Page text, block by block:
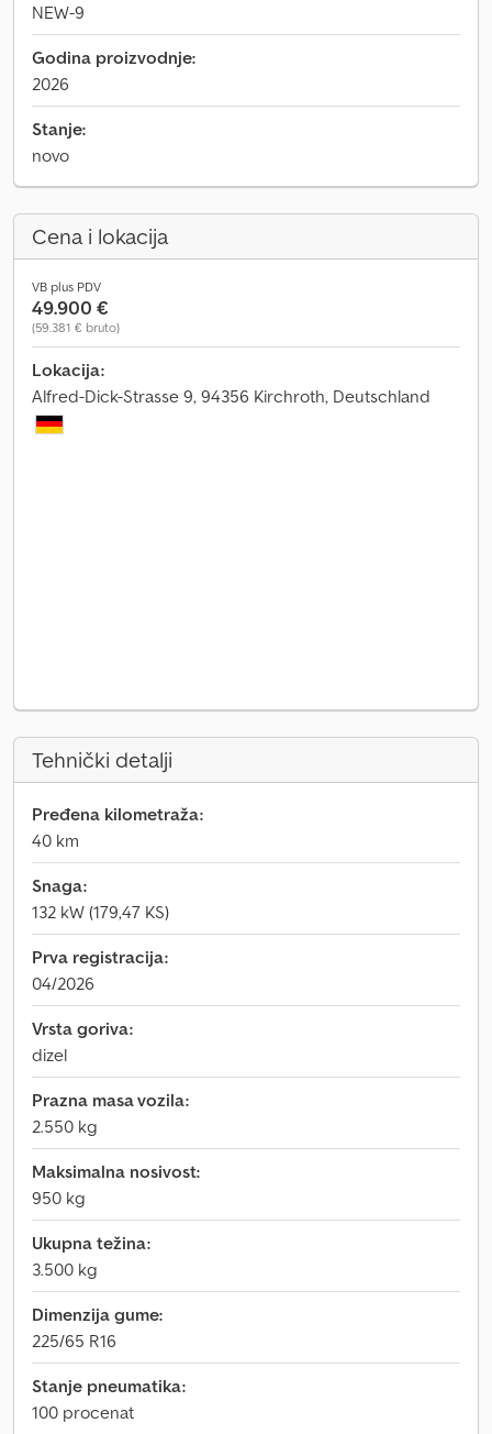
NEW-9
Godina proizvodnje:
2026
Stanje:
novo
Cena i lokacija
VB plus PDV
49.900 €
(59.381 € bruto)
Lokacija:
Alfred-Dick-Strasse 9, 94356 Kirchroth, Deutschland
Tehnički detalji
Pređena kilometraža:
40 km
Snaga:
132 kW (179,47 KS)
Prva registracija:
04/2026
Vrsta goriva:
dizel
Prazna masa vozila:
2.550 kg
Maksimalna nosivost:
950 kg
Ukupna težina:
3.500 kg
Dimenzija gume:
225/65 R16
Stanje pneumatika:
100 procenat